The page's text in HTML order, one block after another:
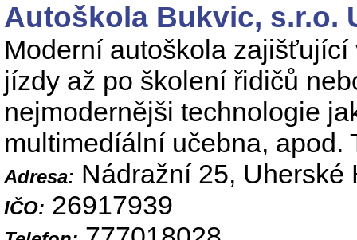
Autoškola Bukvic, s.r.o.
Moderní autoškola
jízdy až po školení řidičů
nejmodernějši technologie
multimedíální učebna, apod.
Adresa: Nádražní 25, Uherské
IČO: 26917939